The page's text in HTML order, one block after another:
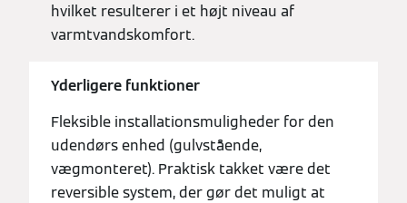
hvilket resulterer i et højt niveau af
varmtvandskomfort.
Yderligere funktioner
Fleksible installationsmuligheder for den
udendørs enhed (gulvstående,
vægmonteret). Praktisk takket være det
reversible system, der gør det muligt at